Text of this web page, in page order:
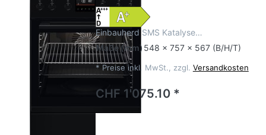
Einbauherd SMS Katalyse…
Maße(mm) 548 x 757 x 567 (B/H/T)
* Preise inkl. MwSt., zzgl. Versandkosten
CHF 1'075.10 *